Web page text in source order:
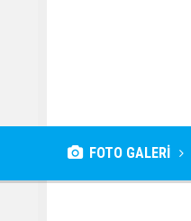
FOTO GALERİ